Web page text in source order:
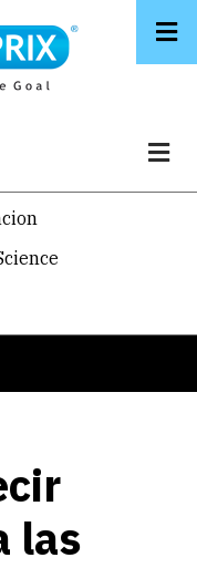
las